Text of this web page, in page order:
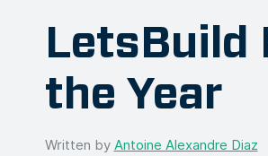
LetsBuild
the Year
Written byAntoine Alexandre Diaz